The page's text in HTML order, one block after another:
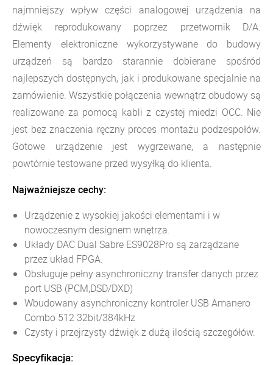
najmniejszy wpływ części analogowej urządzenia na
dźwięk reprodukowany poprzez przetwornik D/A.
Elementy elektroniczne wykorzystywane do budowy
urządzeń są bardzo starannie dobierane spośród
najlepszych dostępnych, jak i produkowane specjalnie na
zamówienie. Wszystkie połączenia wewnątrz obudowy są
realizowane za pomocą kabli z czystej miedzi OCC. Nie
jest bez znaczenia ręczny proces montażu podzespołów.
Gotowe urządzenie jest wygrzewane, a następnie
powtórnie testowane przed wysyłką do klienta.
Najważniejsze cechy:
Urządzenie z wysokiej jakości elementami i w
nowoczesnym designem wnętrza.
Układy DAC Dual Sabre ES9028Pro są zarządzane
przez układ FPGA.
Obsługuje pełny asynchroniczny transfer danych przez
port USB (PCM,DSD/DXD)
Wbudowany asynchroniczny kontroler USB Amanero
Combo 512 32bit/384kHz
Czysty i przejrzysty dźwięk z dużą ilością szczegółów.
Specyfikacja: